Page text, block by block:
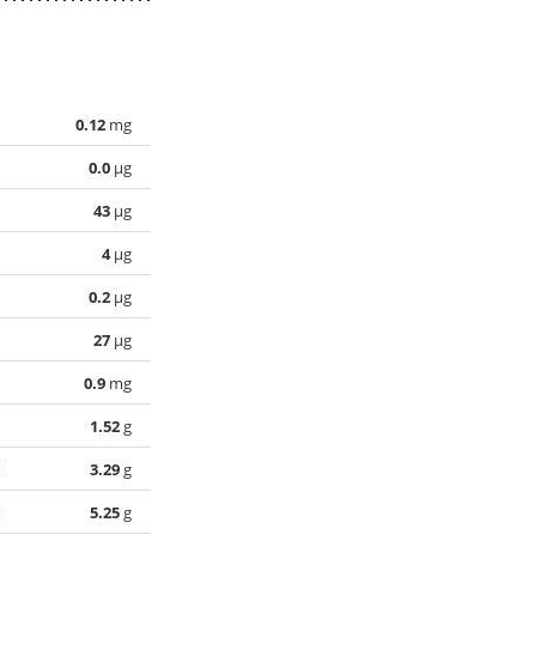
0.12 mg
0.0 µg
43 µg
4µg
0.2 µg
27 µg
0.9 mg
1.52g
3.29g
5.25g